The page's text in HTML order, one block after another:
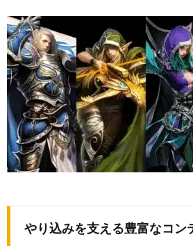
やり込みを支える豊富なコン